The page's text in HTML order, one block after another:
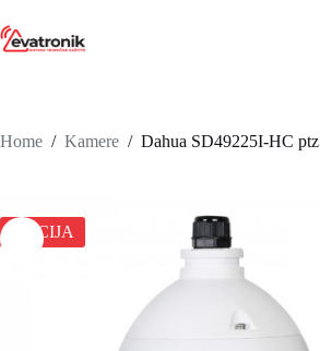
to
content
Home / Kamere / Dahua SD49225I-HC ptz
AKCIJA